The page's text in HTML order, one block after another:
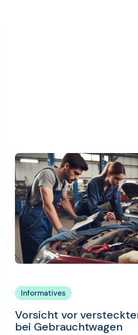
Informatives
Vorsicht vor
bei Gebrauchtwagen